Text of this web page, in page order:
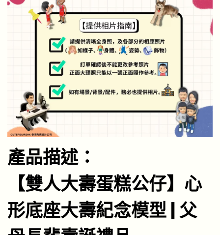
產品描述：
【雙人大壽蛋糕公仔】心
形底座大壽紀念模型 | 父